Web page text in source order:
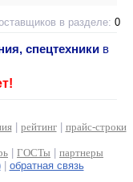
в разделе: 0
спецтехники в
| рейтинг| прайс-строки
ГОСТы
партнеры
| обратная связь